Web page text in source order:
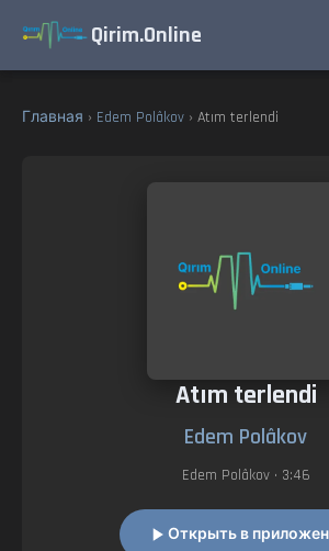
Qirim.Online
Главная › Edem Polâkov › Atım terlendi
Atım terlendi
Edem Polâkov
Edem Polâkov• 3:46
Открыть в